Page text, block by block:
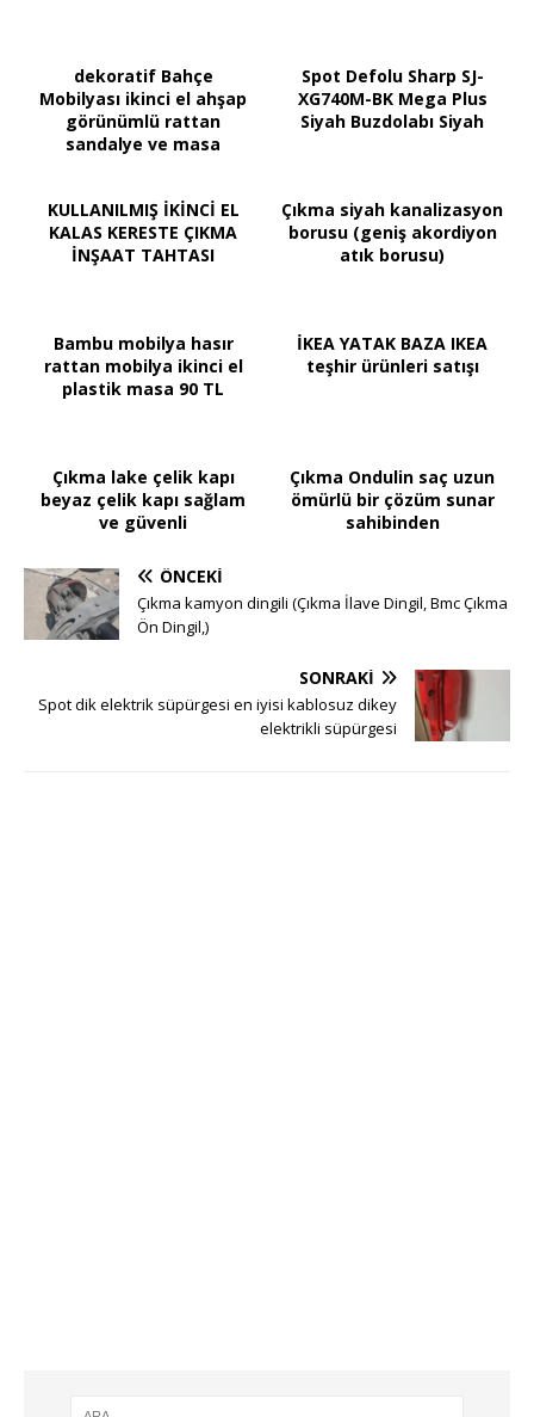
dekoratif Bahçe
Mobilyası ikinci el ahşap
görünümlü rattan
sandalye ve masa
Spot Defolu Sharp SJ-
XG740M-BK Mega Plus
Siyah Buzdolabı Siyah
KULLANILMIŞ İKİNCİ EL
KALAS KERESTE ÇIKMA
İNŞAAT TAHTASI
Çıkma siyah kanalizasyon
borusu (geniş akordiyon
atık borusu)
Bambu mobilya hasır
rattan mobilya ikinci el
plastik masa 90 TL
İKEA YATAK BAZA IKEA
teşhir ürünleri satışı
Çıkma lake çelik kapı
beyaz çelik kapı sağlam
ve güvenli
Çıkma Ondulin saç uzun
ömürlü bir çözüm sunar
sahibinden
ÖNCEKI
Çıkma kamyon dingili (Çıkma İlave Dingil, Bmc Çıkma
Ön Dingil,)
SONRAKI
Spot dik elektrik süpürgesi en iyisi kablosuz dikey
elektrikli süpürgesi